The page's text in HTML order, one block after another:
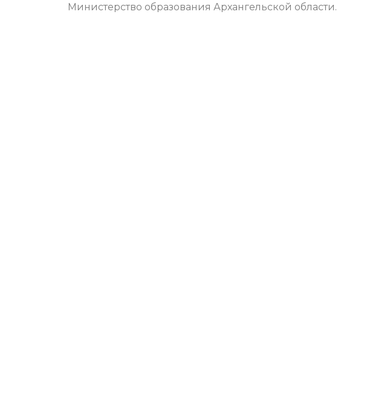
Министерство образования Архангельской области.